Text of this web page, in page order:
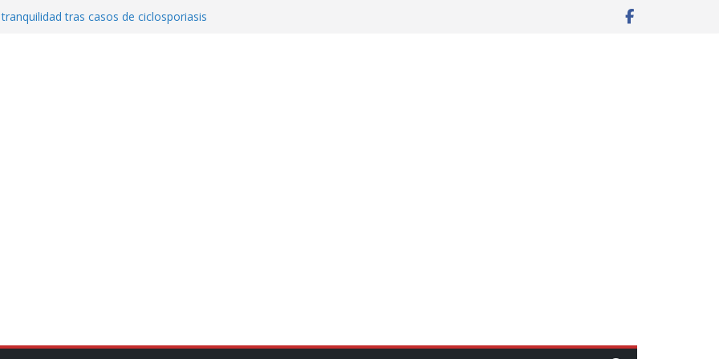
tras casos de ciclosporiasis
de vínculos con México: